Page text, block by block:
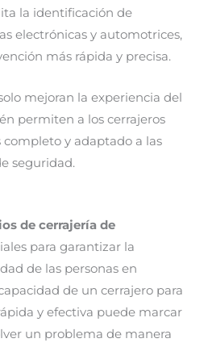
la identificación de
electrónicas y automotrices,
más rápida y precisa.
mejoran la experiencia del
permiten a los cerrajeros
y adaptado a las
seguridad.
de cerrajería de
para garantizar la
de las personas en
de un cerrajero para
y efectiva puede marcar
un problema de manera